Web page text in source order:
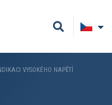
VYSOKÉHO NAPĚTÍ